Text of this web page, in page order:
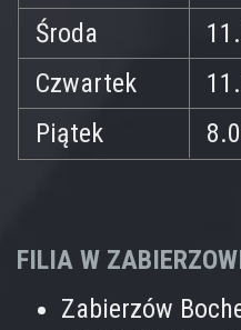
Środa
Czwartek
Piątek
FILIA W
Zabierzów